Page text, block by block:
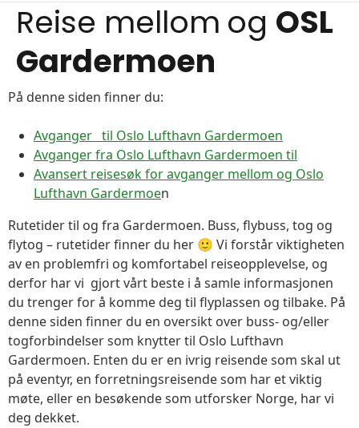
Reise mellom og OSL
Gardermoen
På denne siden finner du:
Avganger til Oslo Lufthavn Gardermoen
Avganger fra Oslo Lufthavn Gardermoen til
Avansert reisesøk for avganger mellom og Oslo
Lufthavn Gardermoen
Rutetider til og fra Gardermoen. Buss, flybuss, tog og
flytog – rutetider finner du her 🙂 Vi forstår viktigheten
av en problemfri og komfortabel reiseopplevelse, og
derfor har vi gjort vårt beste i å samle informasjonen
du trenger for å komme deg til flyplassen og tilbake. På
denne siden finner du en oversikt over buss- og/eller
togforbindelser som knytter til Oslo Lufthavn
Gardermoen. Enten du er en ivrig reisende som skal ut
på eventyr, en forretningsreisende som har et viktig
møte, eller en besøkende som utforsker Norge, har vi
deg dekket.